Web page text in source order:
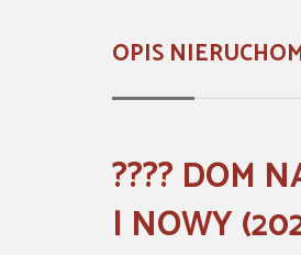
OPIS
???? DOM
| NOWY